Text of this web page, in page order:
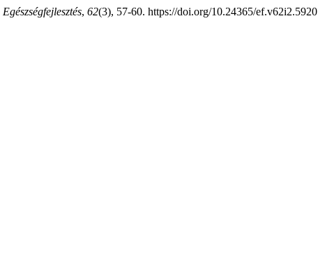
Egészségfejlesztés, 62(3), 57-60. https://doi.org/10.24365/ef.v62i2.5920